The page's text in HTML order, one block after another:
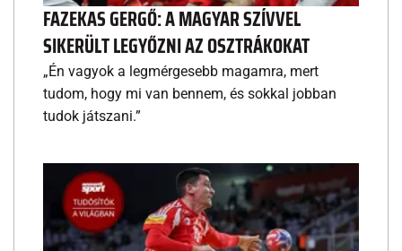
FAZEKAS GERGŐ: A MAGYAR SZÍVVEL
SIKERÜLT LEGYŐZNI AZ OSZTRÁKOKAT
„Én vagyok a legmérgesebb magamra, mert
tudom, hogy mi van bennem, és sokkal jobban
tudok játszani.”